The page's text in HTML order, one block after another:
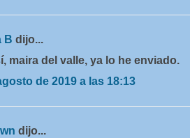
B dijo...
maira del valle, ya lo he enviado.
de 2019 a las 18:13
dijo...